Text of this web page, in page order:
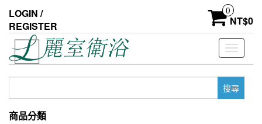
the
content
LOGIN /
REGISTER
0
NT$0
Toggle
鍵
商品分類